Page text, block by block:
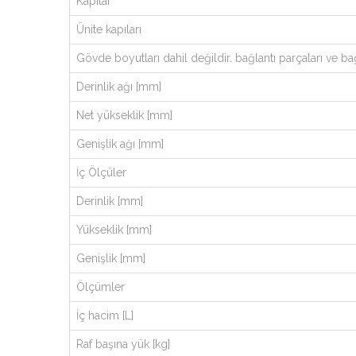
Ünite kapıları
Gövde boyutları dahil değildir. bağlantı parçaları ve
Derinlik ağı [mm]
Net yükseklik [mm]
Genişlik ağı [mm]
İç Ölçüler
Derinlik [mm]
Yükseklik [mm]
Genişlik [mm]
Ölçümler
İç hacim [L]
Raf başına yük [kg]